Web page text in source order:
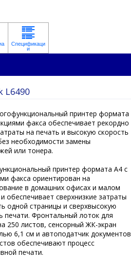
L6490
принтер формата
факса обеспечивает рекордно
на печать и высокую скорость
необходимости замены
или тонера.
принтер формата A4 с
факса ориентирован на
в домашних офисах и малом
обеспечивает сверхнизкие затраты
одной страницы и сверхвысокую
печати. Фронтальный лоток для
250 листов, сенсорный ЖК-экран
6,1 см и автоподатчик документов
обеспечивают процесс
печати.